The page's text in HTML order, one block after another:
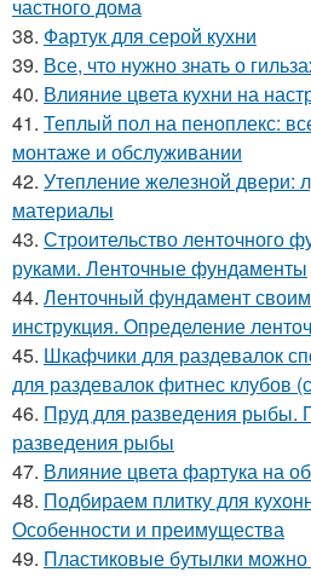
частного дома
38. Фартук для серой кухни
39. Все, что нужно знать о
40. Влияние цвета кухни на
41. Теплый пол на пеноплекс:
монтаже и обслуживании
42. Утепление железной двери:
материалы
43. Строительство ленточного
руками. Ленточные фундаменты
44. Ленточный фундамент
инструкция. Определение
45. Шкафчики для раздевалок
для раздевалок фитнес клубов
46. Пруд для разведения рыбы.
разведения рыбы
47. Влияние цвета фартука на
48. Подбираем плитку для
Особенности и преимущества
49. Пластиковые бутылки можно